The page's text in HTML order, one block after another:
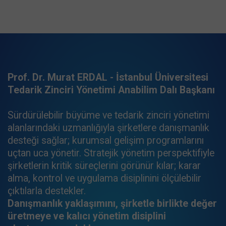
Prof. Dr. Murat ERDAL - İstanbul Üniversitesi
Tedarik Zinciri Yönetimi Anabilim Dalı Başkanı
Sürdürülebilir büyüme ve tedarik zinciri yönetimi
alanlarındaki uzmanlığıyla şirketlere danışmanlık
desteği sağlar; kurumsal gelişim programlarını
uçtan uca yönetir. Stratejik yönetim perspektifiyle
şirketlerin kritik süreçlerini görünür kılar; karar
alma, kontrol ve uygulama disiplinini ölçülebilir
çıktılarla destekler.
Danışmanlık yaklaşımını, şirketle birlikte değer
üretmeye ve kalıcı yönetim disiplini